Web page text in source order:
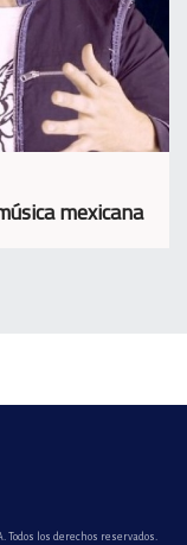
mexicana
Todos los derechos reservados.